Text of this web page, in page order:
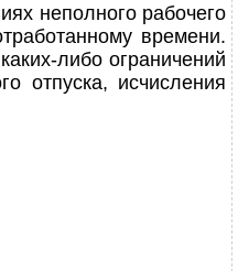
неполного рабочего
времени.
либо ограничений
отпуска, исчисления